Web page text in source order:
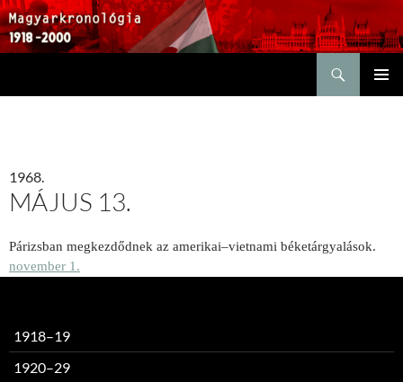
1968.
MÁJUS 13.
Párizsban megkezdődnek az amerikai–vietnami béketárgyalások.
november 1.
1918–19
1920–29